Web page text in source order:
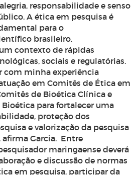
responsabilidade e senso
A ética em pesquisa é
para o
brasileiro,
contexto de rápidas
sociais e regulatórias.
com minha experiência
em Comitês de Ética em
de Bioética Clínica e
para fortalecer uma
proteção dos
e valorização da pesquisa
Garcia. Entre
maringaense deverá
e discussão de normas
em pesquisa, participar da